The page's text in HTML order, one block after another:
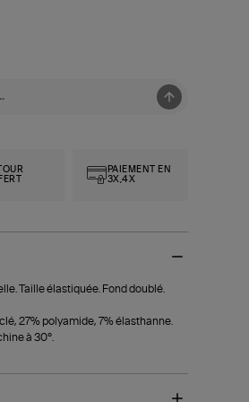
PAIEMENT EN
3X,4X
Taille élastiquée. Fond doublé.
27% polyamide, 7% élasthanne.
à 30°.